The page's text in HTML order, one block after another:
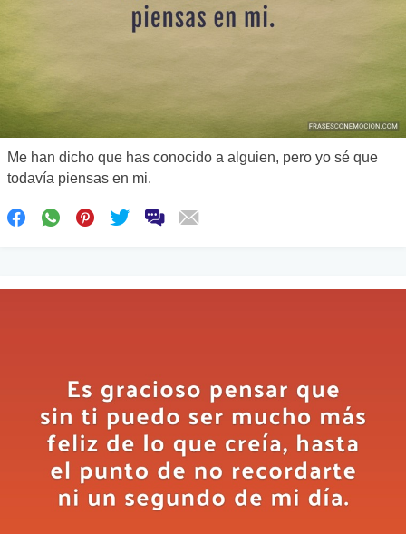
Me han dicho que has conocido a alguien, pero yo sé que
todavía piensas en mi.